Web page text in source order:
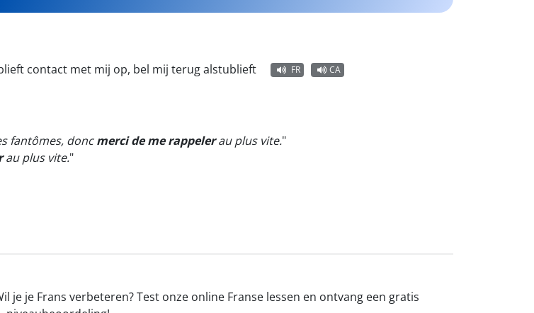
contact met mij op, bel mij terug alstublieft FR CA
fantômes, doncmerci de me rappelerau plus vite."
au plus vite."
je je Frans verbeteren? Test onze online Franse lessen en ontvang een gratis